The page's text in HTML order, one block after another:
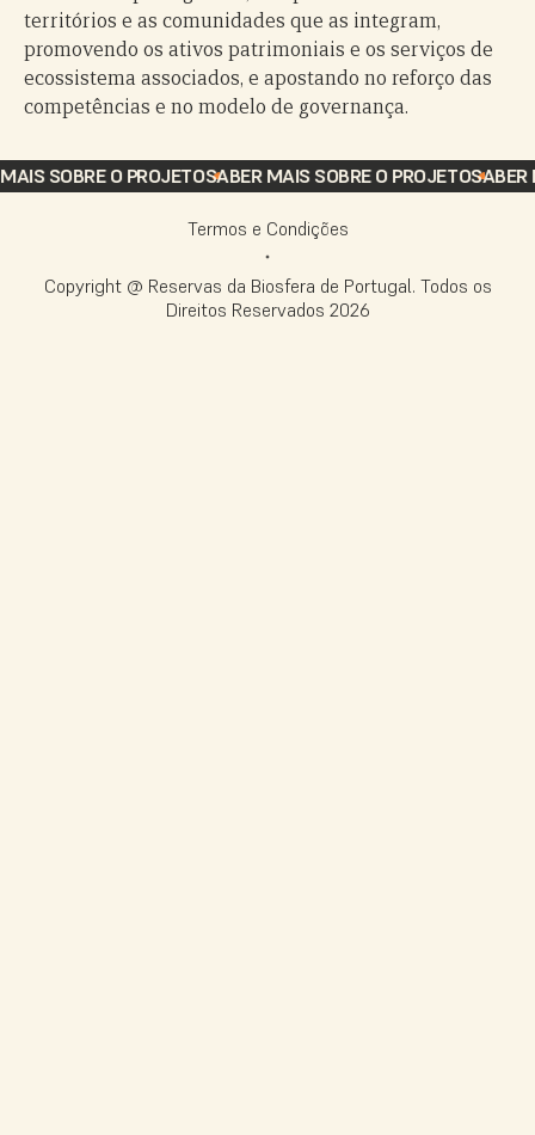
territórios e as comunidades que as integram,
promovendo os ativos patrimoniais e os serviços de
ecossistema associados, e apostando no reforço das
competências e no modelo de governança.
SOBRE O PROJETOSABER MAIS SOBRE O PROJETOSABER
Copyright @ Reservas da Biosfera de Portugal. Todos os
Direitos Reservados 2026
Termos e Condições